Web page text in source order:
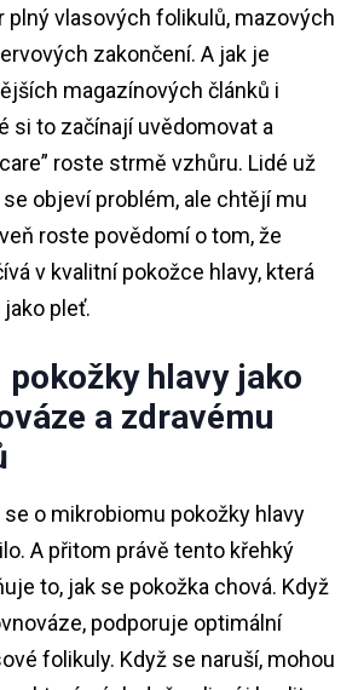
plný vlasových folikulů, mazových
zakončení. A jak je
magazínových článků i
si to začínají uvědomovat a
roste strmě vzhůru. Lidé už
objeví problém, ale chtějí mu
roste povědomí o tom, že
v kvalitní pokožce hlavy, která
pleť.
hlavy jako
a zdravému
o mikrobiomu pokožky hlavy
A přitom právě tento křehký
to, jak se pokožka chová. Když
podporuje optimální
folikuly. Když se naruší, mohou